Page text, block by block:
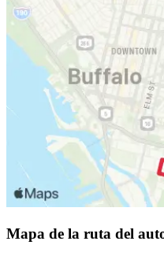
Mapa de la ruta del